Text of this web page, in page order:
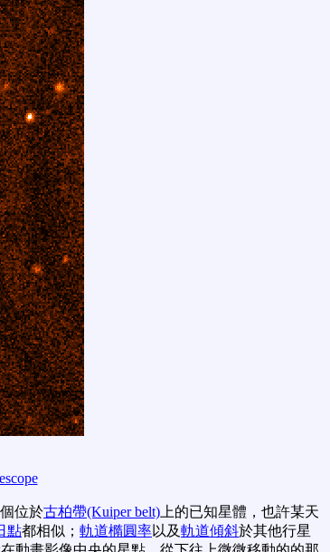
位於古柏帶(Kuiper belt)上的已知星體，也許某天
點都相似； 軌道橢圓率以及軌道傾斜於其他行星